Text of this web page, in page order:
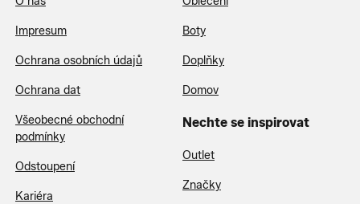
Impresum
Ochrana osobních údajů
Ochrana dat
Všeobecné obchodní
podmínky
Odstoupení
Kariéra
Boty
Doplňky
Domov
Nechte se inspirovat
Outlet
Značky